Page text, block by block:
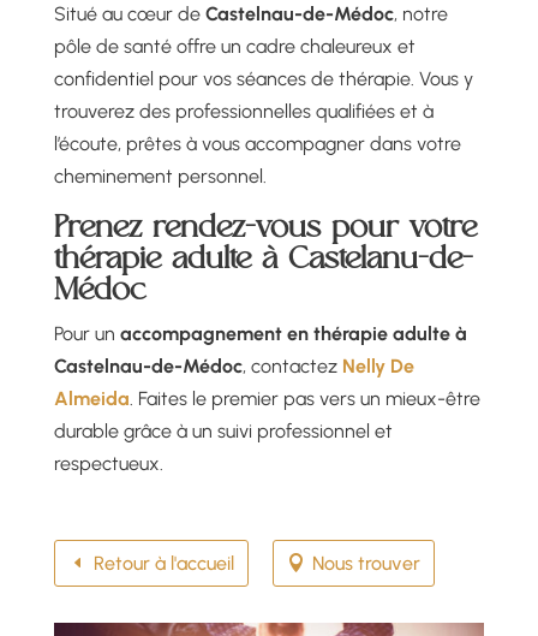
Situé au cœur de Castelnau-de-Médoc, notre
pôle de santé offre un cadre chaleureux et
confidentiel pour vos séances de thérapie. Vous y
trouverez des professionnelles qualifiées et à
l’écoute, prêtes à vous accompagner dans votre
cheminement personnel.
Prenez rendez-vous pour votre
thérapie adulte à Castelanu-de-
Médoc
Pour un accompagnement en thérapie adulte à
Castelnau-de-Médoc, contactez Nelly De
Almeida. Faites le premier pas vers un mieux-être
durable grâce à un suivi professionnel et
respectueux.
Retour à l'accueil Nous trouver